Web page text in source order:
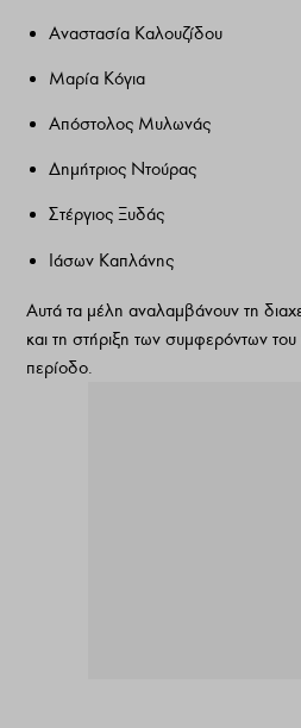
Αναστασία Καλουζίδου
Μαρία Κόγια
Απόστολος Μυλωνάς
Δημήτριος Ντούρας
Στέργιος Ξυδάς
Ιάσων Καπλάνης
Αυτά τα μέλη αναλαμβάνουν τη
και τη στήριξη των συμφερόντων
περίοδο.